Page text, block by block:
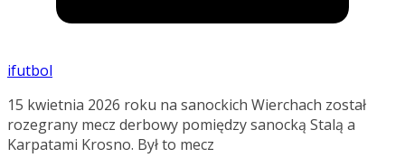
ifutbol
15 kwietnia 2026 roku na sanockich Wierchach został
rozegrany mecz derbowy pomiędzy sanocką Stalą a
Karpatami Krosno. Był to mecz